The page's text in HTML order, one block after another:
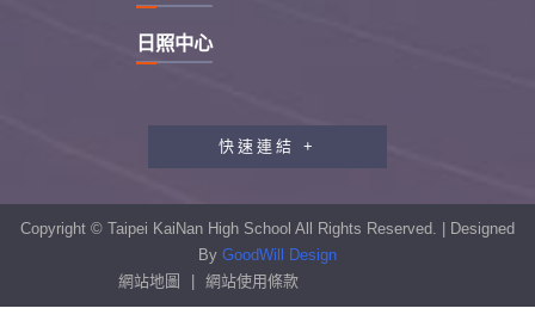
日照中心
快速連結 +
教職員工研習專區
性別平等教育專區
學生申訴及再申訴制度
Copyright © Taipei KaiNan High School All Rights Reserved. | Designed
By GoodWill Design
網站地圖
| 網站使用條款